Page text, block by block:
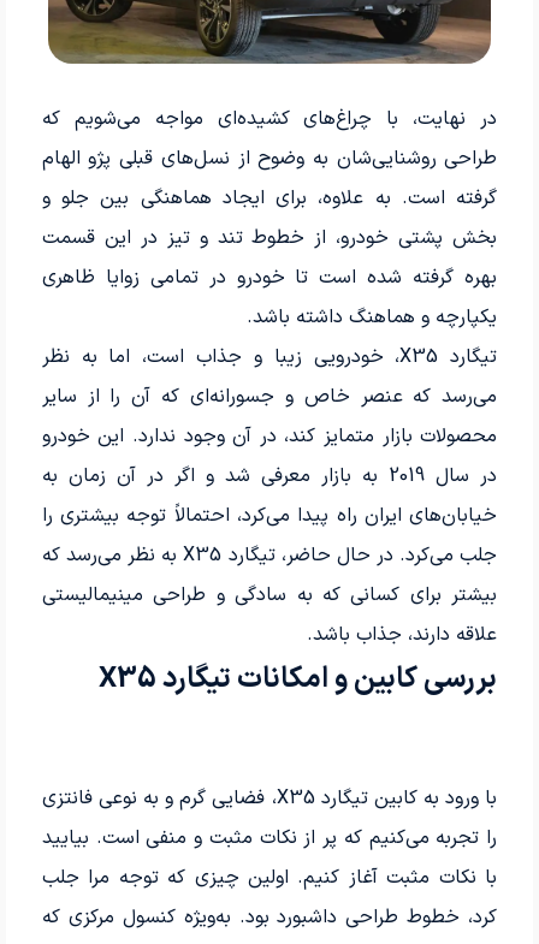
در نهایت، با چراغ‌های کشیده‌ای مواجه می‌شویم که
طراحی روشنایی‌شان به وضوح از نسل‌های قبلی پژو الهام
گرفته است. به علاوه، برای ایجاد هماهنگی بین جلو و
بخش پشتی خودرو، از خطوط تند و تیز در این قسمت
بهره گرفته شده است تا خودرو در تمامی زوایا ظاهری
یکپارچه و هماهنگ داشته باشد.
تیگارد X35، خودرویی زیبا و جذاب است، اما به نظر
می‌رسد که عنصر خاص و جسورانه‌ای که آن را از سایر
محصولات بازار متمایز کند، در آن وجود ندارد. این خودرو
در سال 2019 به بازار معرفی شد و اگر در آن زمان به
خیابان‌های ایران راه پیدا می‌کرد، احتمالاً توجه بیشتری را
جلب می‌کرد. در حال حاضر، تیگارد X35 به نظر می‌رسد که
بیشتر برای کسانی که به سادگی و طراحی مینیمالیستی
علاقه دارند، جذاب باشد.
بررسی کابین و امکانات تیگارد X35
با ورود به کابین تیگارد X35، فضایی گرم و به نوعی فانتزی
را تجربه می‌کنیم که پر از نکات مثبت و منفی است. بیایید
با نکات مثبت آغاز کنیم. اولین چیزی که توجه مرا جلب
کرد، خطوط طراحی داشبورد بود. به‌ویژه کنسول مرکزی که